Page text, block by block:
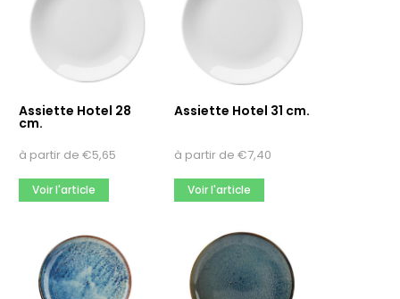
Assiette Hotel 28
cm.
à partir de €5,65
Voir l'article
Assiette Hotel 31 cm.
à partir de€7,40
Voir l'article